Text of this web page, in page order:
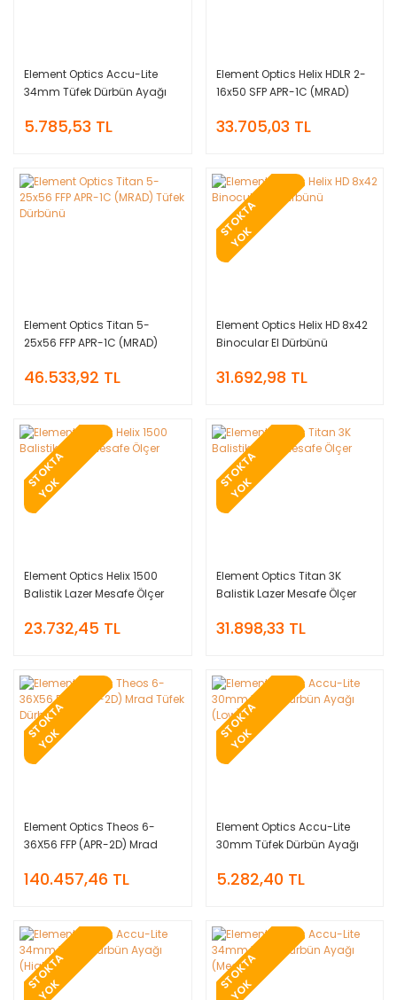
Element Optics Accu-Lite
34mm Tüfek Dürbün Ayağı
5.785,53 TL
Element Optics Helix HDLR 2-
16x50 SFP APR-1C (MRAD)
33.705,03 TL
Element Optics Titan 5-
25x56 FFP APR-1C (MRAD)
46.533,92 TL
S
T
O
K
T
A
Y
O
K
Element Optics Helix HD 8x42
Binocular El Dürbünü
31.692,98 TL
S
T
O
K
T
A
Y
O
K
Element Optics Helix 1500
Balistik Lazer Mesafe Ölçer
23.732,45 TL
S
T
O
K
T
A
Y
O
K
Element Optics Titan 3K
Balistik Lazer Mesafe Ölçer
31.898,33 TL
S
T
O
K
T
A
Y
O
K
Element Optics Theos 6-
36X56 FFP (APR-2D) Mrad
140.457,46 TL
S
T
O
K
T
A
Y
O
K
Element Optics Accu-Lite
30mm Tüfek Dürbün Ayağı
5.282,40 TL
S
T
O
K
T
A
Y
O
K S
T
O
K
T
A
Y
O
K